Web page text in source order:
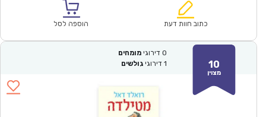
₪70.00.
הוא:
כתוב חוות דעת הוספה לסל
10
מצוין
0 דירוגי מומחים
1 דירוגי גולשים